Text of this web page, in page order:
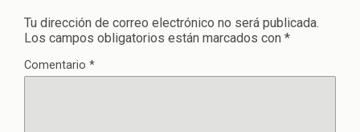
Tu dirección de correo electrónico no será publicada.
Los campos obligatorios están marcados con *
Comentario *